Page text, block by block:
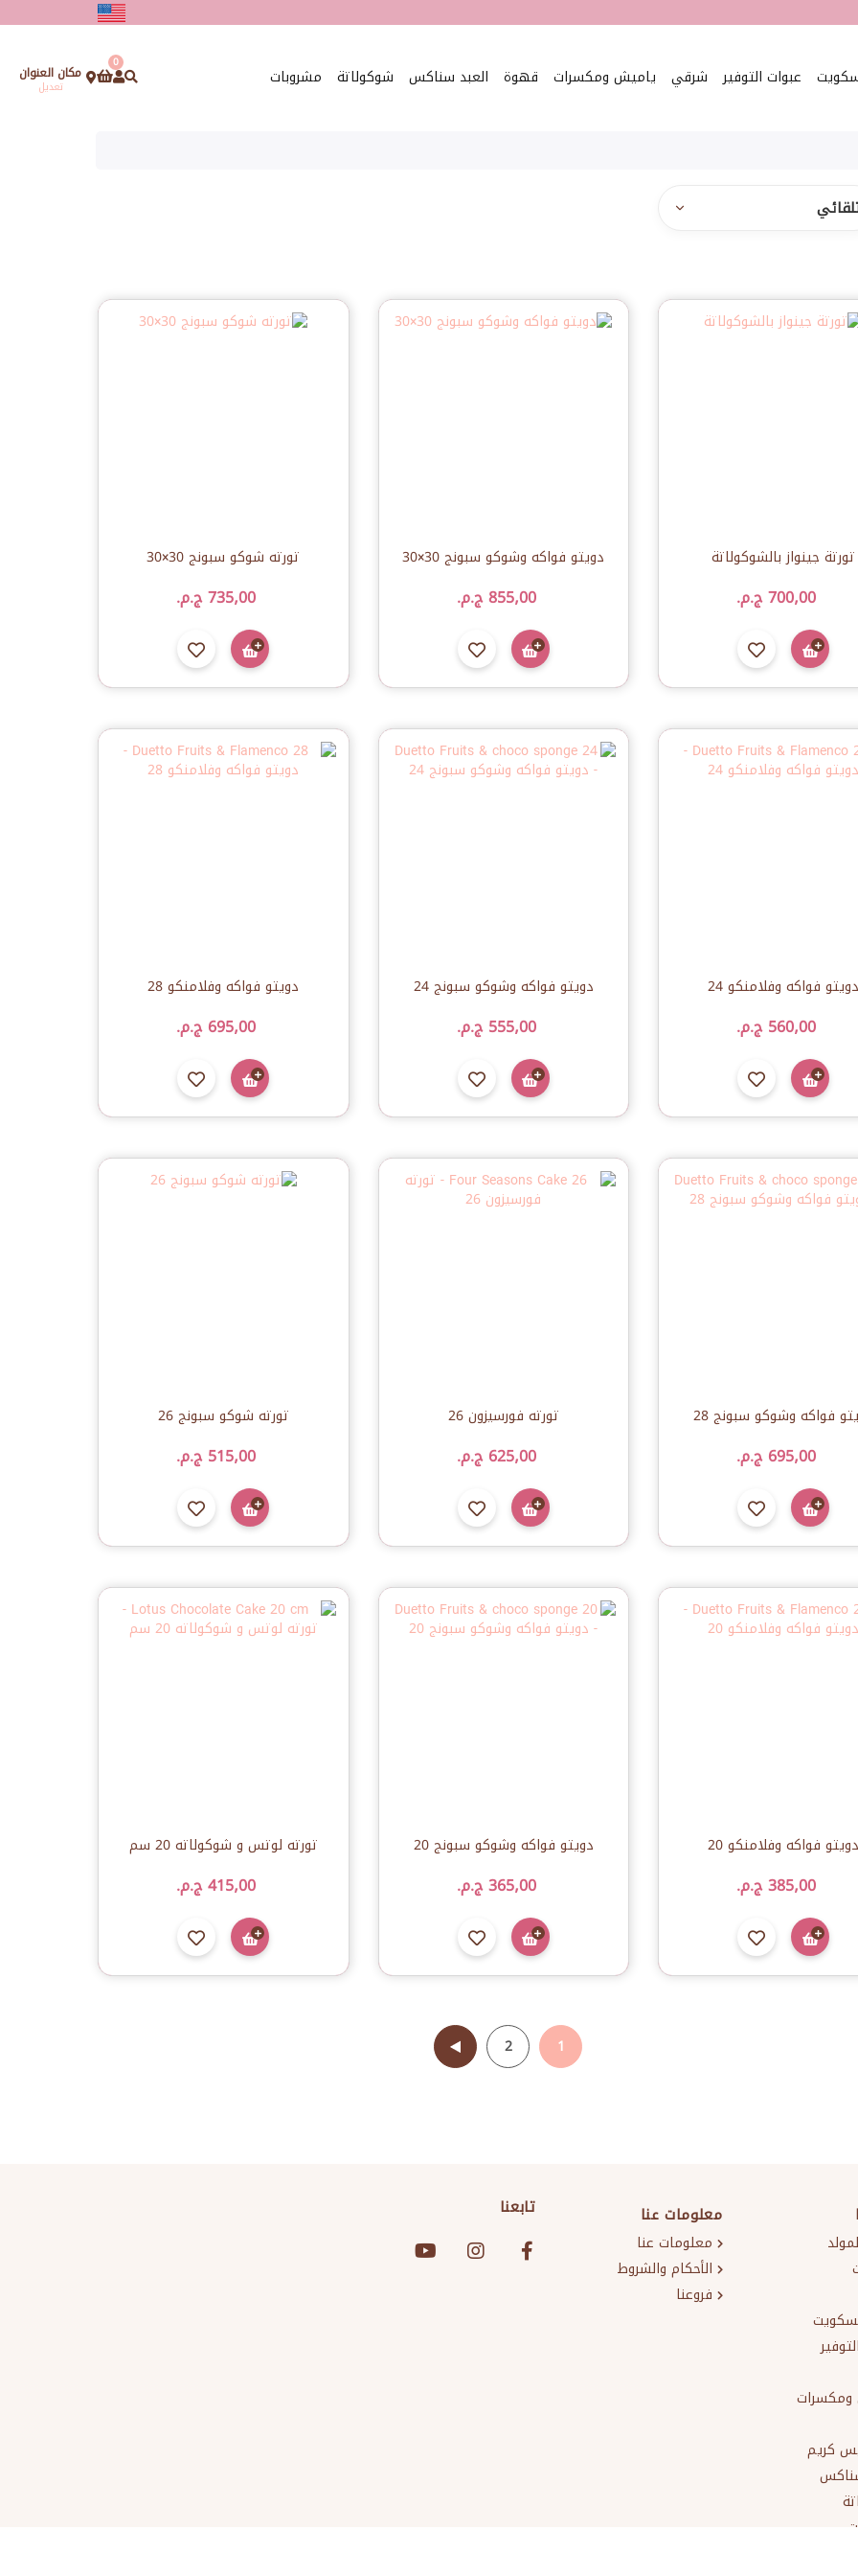
0 مكان العنوان
تعديل عبوات التوفير شرقي ياميش ومكسرات قهوة العبد سناكس شوكولاتة مشروبات
تورتة جينواز بالشوكولاتة
700٫00 ج.م.‏
دويتو فواكه وشوكو سبونج 30×30
855٫00 ج.م.‏
تورته شوكو سبونج 30×30
735٫00 ج.م.‏
فواكه وفلامنكو 24
560٫00 ج.م.‏
دويتو فواكه وشوكو سبونج 24
555٫00 ج.م.‏
دويتو فواكه وفلامنكو 28
695٫00 ج.م.‏
فواكه وشوكو سبونج 28
695٫00 ج.م.‏
تورته فورسيزون 26
625٫00 ج.م.‏
تورته شوكو سبونج 26
515٫00 ج.م.‏
فواكه وفلامنكو 20
385٫00 ج.م.‏
دويتو فواكه وشوكو سبونج 20
365٫00 ج.م.‏
تورته لوتس و شوكولاته 20 سم
415٫00 ج.م.‏
1
2
كريم
معلومات عنا
معلومات عنا
الأحكام والشروط
فروعنا
تابعنا